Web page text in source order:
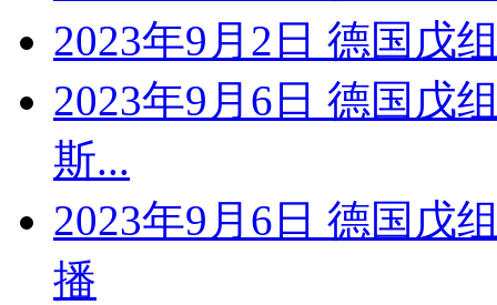
2023年9月2日 德国戊
2023年9月6日 德国戊
斯...
2023年9月6日 德国戊
播